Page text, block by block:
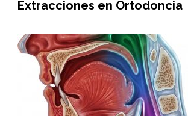
Extracciones en Ortodoncia